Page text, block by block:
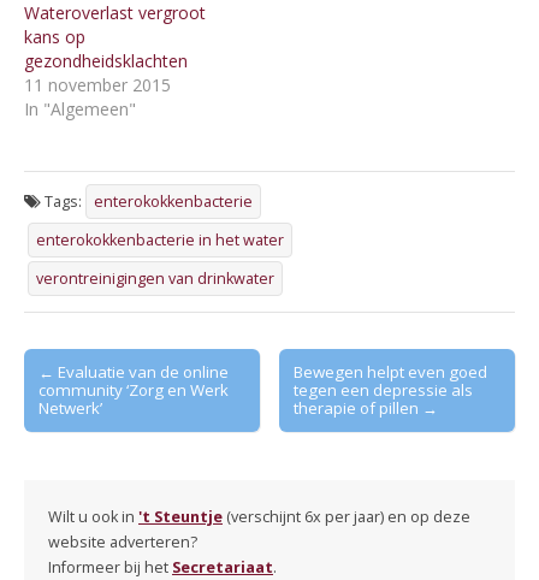
Wateroverlast vergroot
kans op
gezondheidsklachten
11 november 2015
In "Algemeen"
Tags:
enterokokkenbacterie
enterokokkenbacterie in het water
verontreinigingen van drinkwater
Post
navigation
← Evaluatie van de online
community ‘Zorg en Werk
Netwerk’
Bewegen helpt even goed
tegen een depressie als
therapie of pillen →
Wilt u ook in 't Steuntje (verschijnt 6x per jaar) en op deze
website adverteren?
Informeer bij het Secretariaat.